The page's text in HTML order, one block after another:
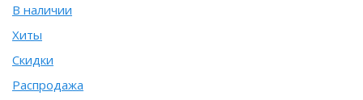
В наличии
Хиты
Скидки
Распродажа